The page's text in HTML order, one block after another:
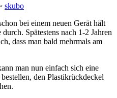
skubo
bei einem neuen Gerät hält
Spätestens nach 1-2 Jahren
dass man bald mehrmals am
man nun einfach sich eine
den Plastikrückdeckel